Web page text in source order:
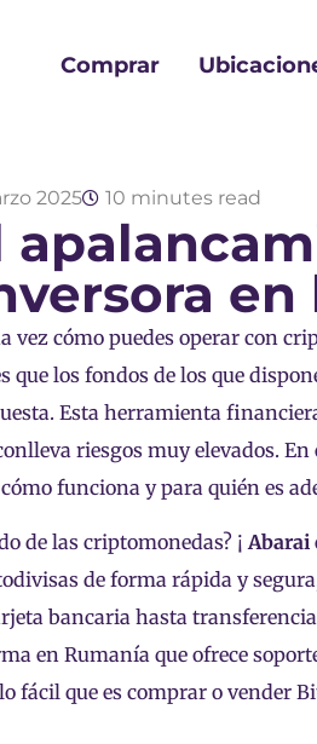
Comprar
2025 10 minutes read
en
vez cómo puedes operar con
los fondos de los que
Esta herramienta
riesgos muy elevados.
funciona y para quién es
de las criptomonedas? ¡Abarai
de forma rápida y
bancaria hasta
en Rumanía que ofrece
fácil que es comprar o vender